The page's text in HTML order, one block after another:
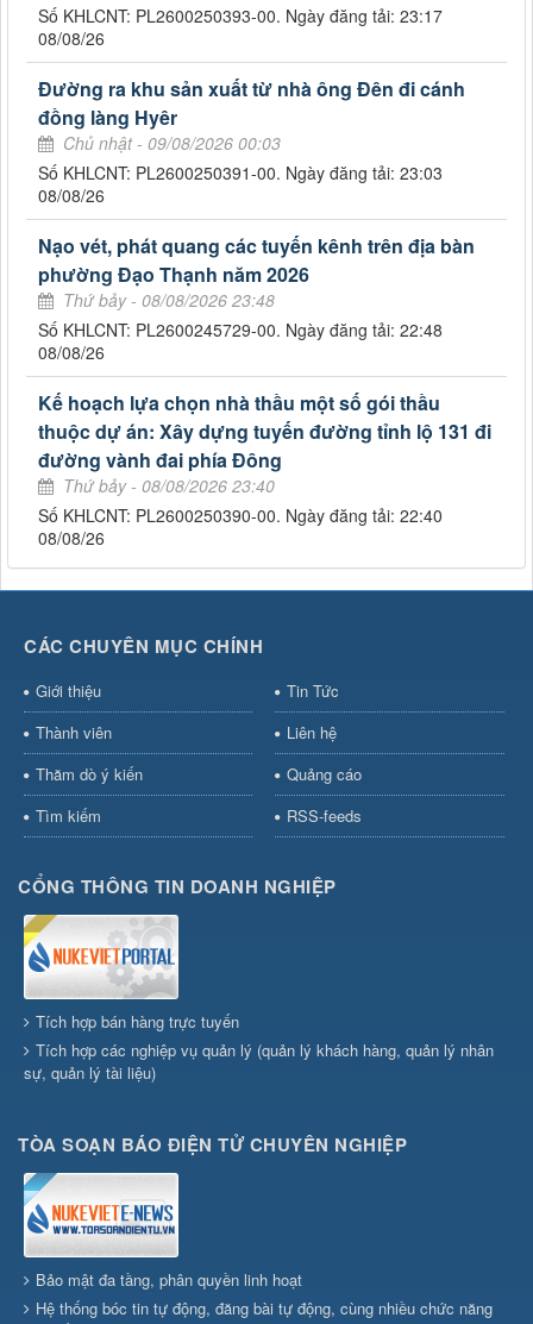
Số KHLCNT: PL2600250393-00. Ngày đăng tải: 23:17
08/08/26
Đường ra khu sản xuất từ nhà ông Đên đi cánh
đồng làng Hyêr
Chủ nhật - 09/08/2026 00:03
Số KHLCNT: PL2600250391-00. Ngày đăng tải: 23:03
08/08/26
Nạo vét, phát quang các tuyến kênh trên địa bàn
phường Đạo Thạnh năm 2026
Thứ bảy - 08/08/2026 23:48
Số KHLCNT: PL2600245729-00. Ngày đăng tải: 22:48
08/08/26
Kế hoạch lựa chọn nhà thầu một số gói thầu
thuộc dự án: Xây dựng tuyến đường tỉnh lộ 131 đi
đường vành đai phía Đông
Thứ bảy - 08/08/2026 23:40
Số KHLCNT: PL2600250390-00. Ngày đăng tải: 22:40
08/08/26
CÁC CHUYÊN MỤC CHÍNH
Giới thiệu
Tin Tức
Thành viên
Liên hệ
Thăm dò ý kiến
Quảng cáo
Tìm kiếm
RSS-feeds
CỔNG THÔNG TIN DOANH NGHIỆP
Tích hợp bán hàng trực tuyến
Tích hợp các nghiệp vụ quản lý (quản lý khách hàng, quản lý nhân
sự, quản lý tài liệu)
TÒA SOẠN BÁO ĐIỆN TỬ CHUYÊN NGHIỆP
Bảo mật đa tầng, phân quyền linh hoạt
Hệ thống bóc tin tự động, đăng bài tự động, cùng nhiều chức năng